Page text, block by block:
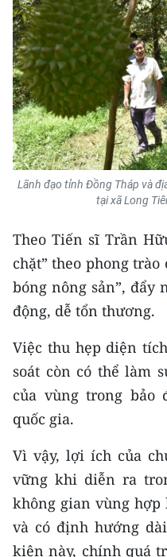
Lãnh đạo tỉnh Đồng Tháp và
tại xã Long
Theo Tiến sĩ Trần
chặt” theo phong
bóng nông sản”, đẩy
động, dễ tổn thương.
Việc thu hẹp diện
soát còn có thể làm
của vùng trong bảo
quốc gia.
Vì vậy, lợi ích của
vững khi diễn ra
không gian vùng
và có định hướng
kiện này, chính quá